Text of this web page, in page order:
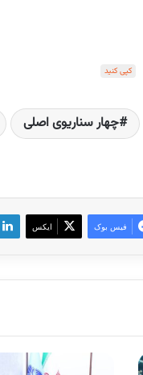
کپی کنید
چهار سناریوی اصلی
فیس بوک ایکس